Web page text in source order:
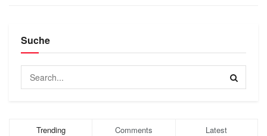
Suche
Trending Comments Latest